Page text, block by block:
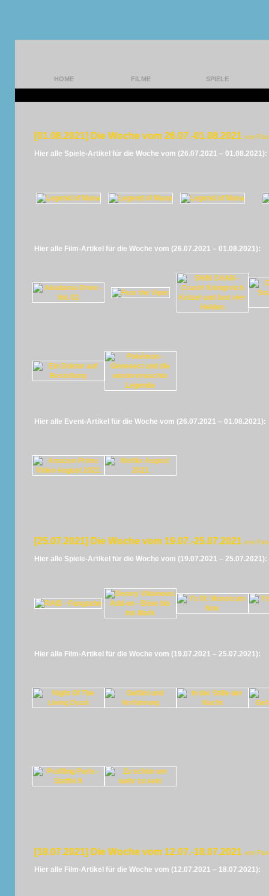
HOME FILME SPIELE
[01.08.2021] Die Woche vom 26.07.-01.08.2021 von
Hier alle Spiele-Artikel für die Woche vom (26.07.2021 – 01.08.2021):
Hier alle Film-Artikel für die Woche vom (26.07.2021 – 01.08.2021):
Hier alle Event-Artikel für die Woche vom (26.07.2021 – 01.08.2021):
[25.07.2021] Die Woche vom 19.07.-25.07.2021 von
Hier alle Spiele-Artikel für die Woche vom (19.07.2021 – 25.07.2021):
Hier alle Film-Artikel für die Woche vom (19.07.2021 – 25.07.2021):
[18.07.2021] Die Woche vom 12.07.-18.07.2021 von
Hier alle Film-Artikel für die Woche vom (12.07.2021 – 18.07.2021):